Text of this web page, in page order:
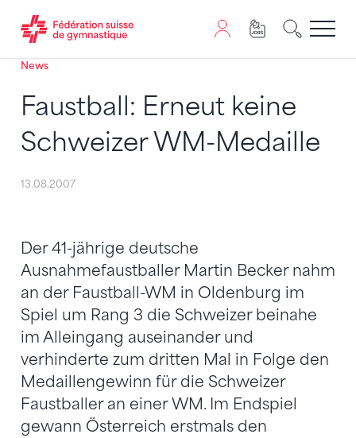
Passer au contenu
Naviguer vers le plan du siten
JavaScript est nécessaire pour naviguer sur ce site.
News
Faustball: Erneut keine
Schweizer WM-Medaille
13.08.2007
Der 41-jährige deutsche
Ausnahmefaustballer Martin Becker nahm
an der Faustball-WM in Oldenburg im
Spiel um Rang 3 die Schweizer beinahe
im Alleingang auseinander und
verhinderte zum dritten Mal in Folge den
Medaillengewinn für die Schweizer
Faustballer an einer WM. Im Endspiel
gewann Österreich erstmals den